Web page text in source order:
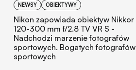
NEWSY OBIEKTYWY
Nikon zapowiada obiektyw Nikkor
120-300 mm f/2.8 TV VR S -
Nadchodzi marzenie fotografów
sportowych. Bogatych fotografów
sportowych